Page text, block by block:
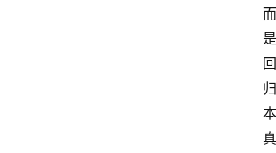
而
是
回
归
本
真